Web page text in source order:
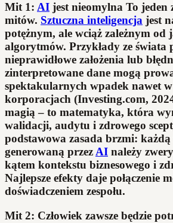
Mit 1: AI jest nieomylna To jeden
mitów. Sztuczna inteligencja jest
potężnym, ale wciąż zależnym od
algorytmów. Przykłady ze świata
nieprawidłowe założenia lub
zinterpretowane dane mogą
spektakularnych wpadek nawet
korporacjach (Investing.com,
magią – to matematyka, która
walidacji, audytu i zdrowego
podstawowa zasada brzmi:
generowaną przezAI należy
kątem kontekstu biznesowego i
Najlepsze efekty daje połączenie
doświadczeniem zespołu.
Mit 2: Człowiek zawsze będzie